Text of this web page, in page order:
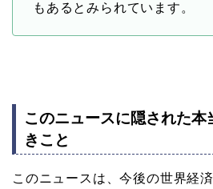
もあるとみられています。
このニュースに隠された本
きこと
このニュースは、今後の世界経